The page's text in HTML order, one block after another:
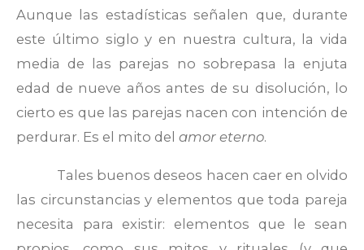
Aunque las estadísticas señalen que, durante
este último siglo y en nuestra cultura, la vida
media de las parejas no sobrepasa la enjuta
edad de nueve años antes de su disolución, lo
cierto es que las parejas nacen con intención de
perdurar. Es el mito del amor eterno.
Tales buenos deseos hacen caer en olvido
las circunstancias y elementos que toda pareja
necesita para existir: elementos que le sean